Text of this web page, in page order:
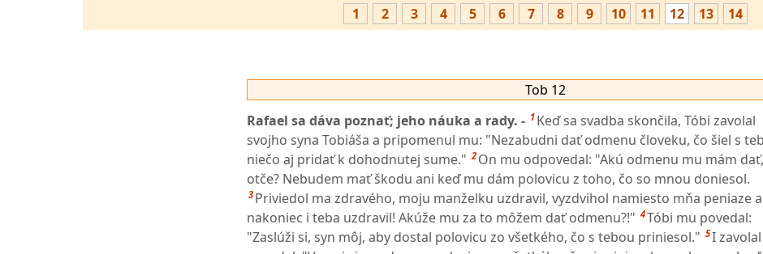
1 2 3 4 5 6 7 8 9 10 11 12 13 14
Tob 12
Rafael sa dáva poznať; jeho náuka a rady. - 1 Keď sa svadba skončila, Tóbi zavolal
svojho syna Tobiáša a pripomenul mu: "Nezabudni dať odmenu človeku, čo šiel s
niečo aj pridať k dohodnutej sume." 2 On mu odpovedal: "Akú odmenu mu mám dať,
otče? Nebudem mať škodu ani keď mu dám polovicu z toho, čo so mnou doniesol.
3 Priviedol ma zdravého, moju manželku uzdravil, vyzdvihol namiesto mňa peniaze a
nakoniec i teba uzdravil! Akúže mu za to môžem dať odmenu?!" 4Tóbi mu povedal:
"Zaslúži si, syn môj, aby dostal polovicu zo všetkého, čo s tebou priniesol." 5I